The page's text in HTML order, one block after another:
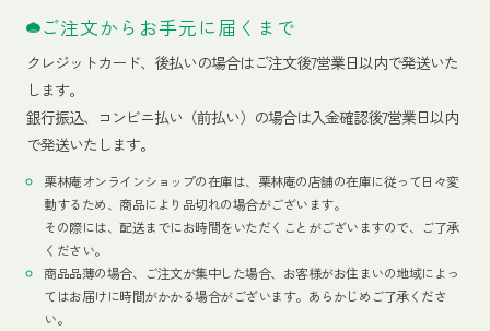
ご注文からお手元に届くまで
クレジットカード、 後払いの場合はご注文後7営業日以内で発送いた
します。
銀行振込、コンビニ払い（前払い）の場合は入金確認後7営業日以内
で発送いたします。
栗林庵オンラインショップの在庫は、栗林庵の店舗の在庫に従って日々変
動するため、商品により品切れの場合がございます。
その際には、配送までにお時間をいただくことがございますので、ご了承
ください。
商品品薄の場合、ご注文が集中した場合、お客様がお住まいの地域によっ
てはお届けに時間がかかる場合がございます。あらかじめご了承くださ
い。